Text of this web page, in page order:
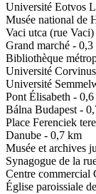
Université Eotvos
Musée national de
Vaci utca (rue
Grand marché - 0,3
Bibliothèque
Université
Université
Pont Élisabeth -
Bálna Budapest -
Place Ferenciek
Danube - 0,7 km
Musée et archives
Synagogue de la
Centre commercial
Église paroissiale